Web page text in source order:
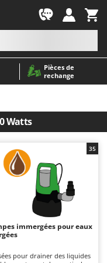
Pièces de
rechange
autoportés
gazon
pour tracteur
Watts
immergées pour eaux
pour drainer des liquides
35